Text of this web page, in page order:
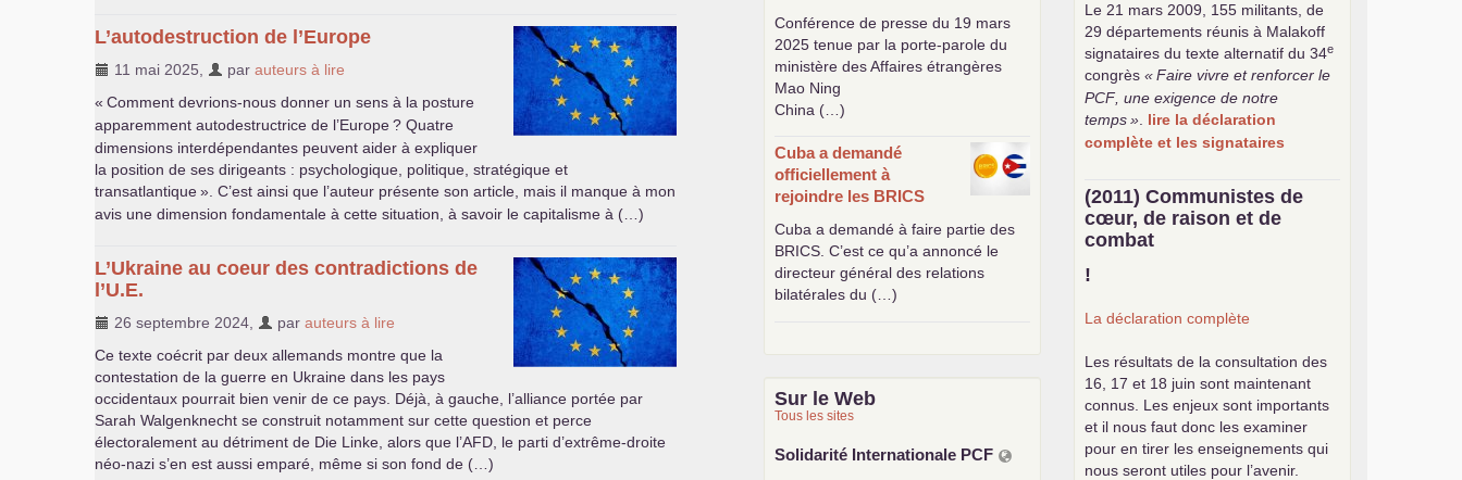
L’autodestruction de l’Europe
11 mai 2025 par auteurs à lire
« Comment devrions-nous donner un sens à la posture
apparemment autodestructrice de l’Europe? Quatre
dimensions interdépendantes peuvent aider à expliquer
la position de ses dirigeants : psychologique, politique, stratégique et
transatlantique». C’est ainsi que l’auteur présente son article, mais il manque à mon
avis une dimension fondamentale à cette situation, à savoir le capitalisme à (…)
L’Ukraine au coeur des contradictions de
l’U.E.
26 septembre 2024 par auteurs à lire
Ce texte coécrit par deux allemands montre que la
contestation de la guerre en Ukraine dans les pays
occidentaux pourrait bien venir de ce pays. Déjà, à gauche, l’alliance portée par
Sarah Walgenknecht se construit notamment sur cette question et perce
électoralement au détriment de Die Linke, alors que l’AFD , le parti d’extrême-droite
néo-nazi s’en est aussi emparé, même si son fond de (…)
Conférence de presse du 19 mars
2025 tenue par la porte-parole du
ministère des Affaires étrangères
Mao Ning
China (…)
Cuba a demandé
officiellement à
rejoindre les BRICS
Cuba a demandé à faire partie des
BRICS . C’est ce qu’a annoncé le
directeur général des relations
bilatérales du (…)
Sur le Web
Tous les sites
Solidarité Internationale PCF
Le 21 mars 2009, 155 militants, de
29 départements réunis à Malakoff
signataires du texte alternatif du 34e
congrès «Faire vivre et renforcer le
PCF , une exigence de notre
temps» lire la déclaration
complète et les signataires
(2011) Communistes de
cœur, de raison et de
combat
!
La déclaration complète
Les résultats de la consultation des
16, 17 et 18 juin sont maintenant
connus. Les enjeux sont importants
et il nous faut donc les examiner
pour en tirer les enseignements qui
nous seront utiles pour l’avenir.